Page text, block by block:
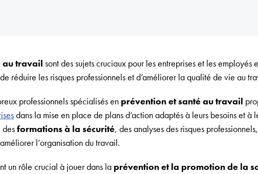
au travail sont des sujets cruciaux pour les entreprises et les
réduire les risques professionnels et d’améliorer la qualité de vie au
professionnels spécialisés en prévention et santé au travail
dans la mise en place de plans d’action adaptés à leurs besoins et à
desformations à la sécurité, des analyses des risques
l’organisation du travail.
un rôle crucial à jouer dans la prévention et la promotion de la